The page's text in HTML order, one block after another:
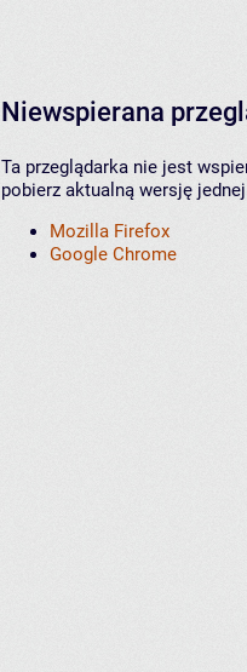
Niewspierana
Ta przeglądarka nie jest
pobierz aktualną wersję
Mozilla Firefox
Google Chrome